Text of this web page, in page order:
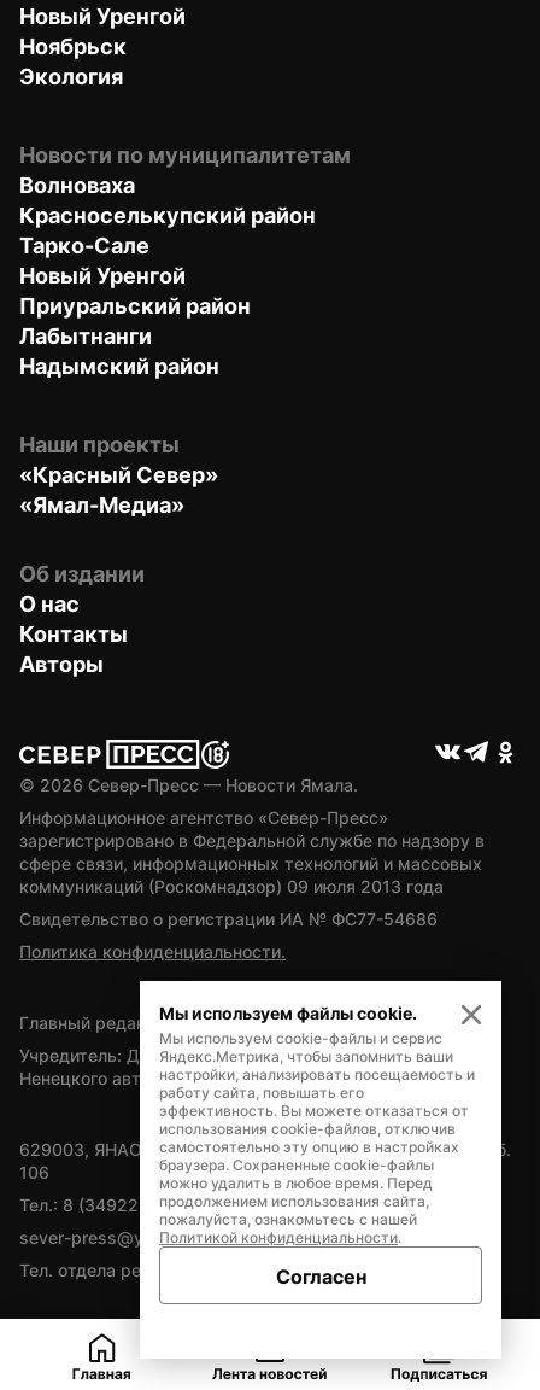
Новый Уренгой
Ноябрьск
Экология
Новости по муниципалитетам
Волноваха
Красноселькупский район
Тарко-Сале
Новый Уренгой
Приуральский район
Лабытнанги
Надымский район
Наши проекты
«Красный Север»
«Ямал-Медиа»
Об издании
О нас
Контакты
Авторы
© 2026 Север-Пресс — Новости Ямала.
Информационное агентство «Север-Пресс»
зарегистрировано в Федеральной службе по надзору в
сфере связи, информационных технологий и массовых
коммуникаций (Роскомнадзор) 09 июля 2013 года
Свидетельство о регистрации ИА № ФС77-54686
Политика конфиденциальности.
Главный редактор — А.Л. Поздеев
Учредитель: Департамент внутренней политики Ямало-
Ненецкого автономного округа
629003, ЯНАО, Салехард, мкр. Богдана Кнунянца, д.1, каб.
106
Тел.: 8 (34922) 71262
sever-press@yamal-media.ru
Тел. отдела рекламы: 8 (34922) 42728
Мы используем файлы cookie.
Мы используем cookie-файлы и сервис
Яндекс.Метрика, чтобы запомнить ваши
настройки, анализировать посещаемость и
работу сайта, повышать его
эффективность. Вы можете отказаться от
использования cookie-файлов, отключив
самостоятельно эту опцию в настройках
браузера. Сохраненные cookie-файлы
можно удалить в любое время. Перед
продолжением использования сайта,
пожалуйста, ознакомьтесь с нашей
Политикой конфиденциальности.
Согласен